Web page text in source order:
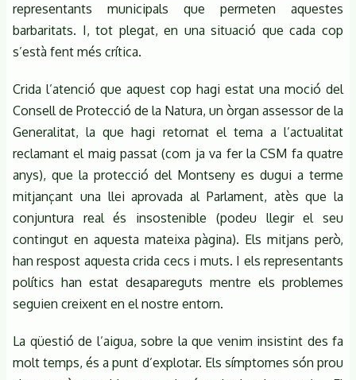
representants municipals que permeten aquestes
barbaritats. I, tot plegat, en una situació que cada cop
s’està fent més crítica.
Crida l’atenció que aquest cop hagi estat una moció del
Consell de Protecció de la Natura, un òrgan assessor de la
Generalitat, la que hagi retornat el tema a l’actualitat
reclamant el maig passat (com ja va fer la CSM fa quatre
anys), que la protecció del Montseny es dugui a terme
mitjançant una llei aprovada al Parlament, atès que la
conjuntura real és insostenible (podeu llegir el seu
contingut en aquesta mateixa pàgina). Els mitjans però,
han respost aquesta crida cecs i muts. I els representants
polítics han estat desapareguts mentre els problemes
seguien creixent en el nostre entorn.
La qüestió de l’aigua, sobre la que venim insistint des fa
molt temps, és a punt d’explotar. Els símptomes són prou